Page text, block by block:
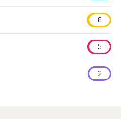
8
5
2